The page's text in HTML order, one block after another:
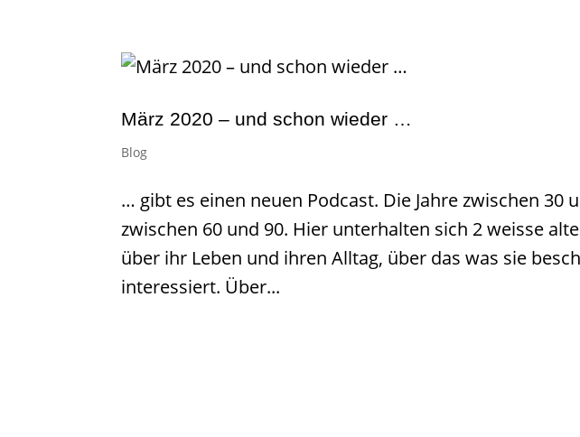
März 2020 – und schon wieder …
Blog
… gibt es einen neuen Podcast. Die Jahre zwischen 30
zwischen 60 und 90. Hier unterhalten sich 2 weisse
über ihr Leben und ihren Alltag, über das was sie
interessiert. Über...